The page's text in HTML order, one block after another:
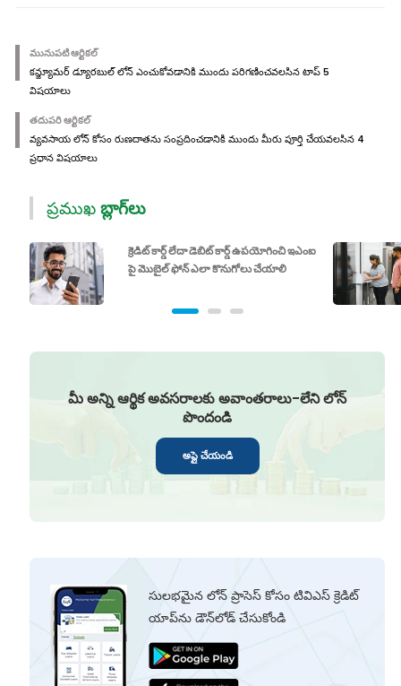
మునుపటి ఆర్టికల్
కన్జ్యూమర్ డ్యూరబుల్ లోన్ ఎంచుకోవడానికి ముందు పరిగణించవలసిన టాప్ 5
విషయాలు
తదుపరి ఆర్టికల్
వ్యవసాయ లోన్ కోసం రుణదాతను సంప్రదించడానికి ముందు మీరు పూర్తి చేయవలసిన 4
ప్రధాన విషయాలు
ప్రముఖబ్లాగ్‌లు
క్రెడిట్ కార్డ్ లేదా డెబిట్ కార్డ్ ఉపయోగించి ఇఎంఐ
పై మొబైల్ ఫోన్ ఎలా కొనుగోలు చేయాలి
మీ అన్ని ఆర్థిక అవసరాలకు అవాంతరాలు-లేని లోన్
పొందండి
అప్లై చేయండి
సులభమైన లోన్ ప్రాసెస్ కోసం టివిఎస్ క్రెడిట్
యాప్‌ను డౌన్‌లోడ్ చేసుకోండి